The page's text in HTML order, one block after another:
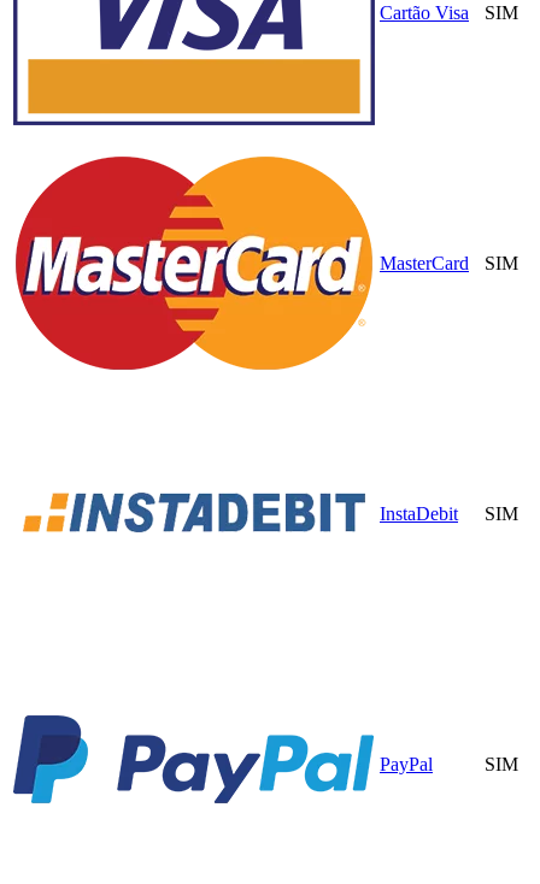
Cartão Visa SIM
MasterCard SIM
InstaDebit SIM
PayPal SIM